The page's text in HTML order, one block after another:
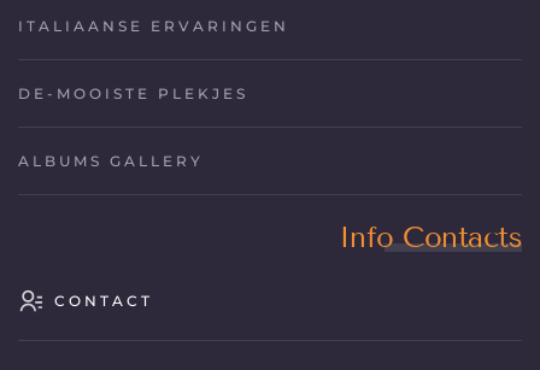
ITALIAANSE ERVARINGEN
DE-MOOISTE PLEKJES
ALBUMS GALLERY
Info Contacts
CONTACT